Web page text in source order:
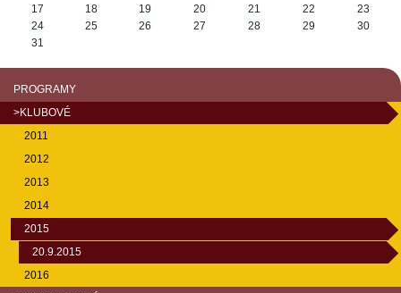
17
18 19 20 21 22
23
24
25 26 27 28 29
30
31
PROGRAMY
>KLUBOVÉ
2011
2012
2013
2014
2015
20.9.2015
2016